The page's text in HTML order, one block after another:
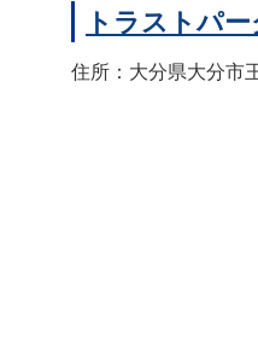
トラストパ
住所：大分県大分市